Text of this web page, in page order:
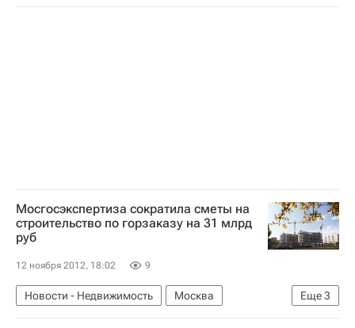
Дольщики
Белгород Россия
Мосгосэкспертиза сократила сметы на
строительство по горзаказу на 31 млрд
руб
12 ноября 2012, 18:02 9
Еще3
Новости - Недвижимость
Москва
Строительство
Мосгорэкспертиза Россия